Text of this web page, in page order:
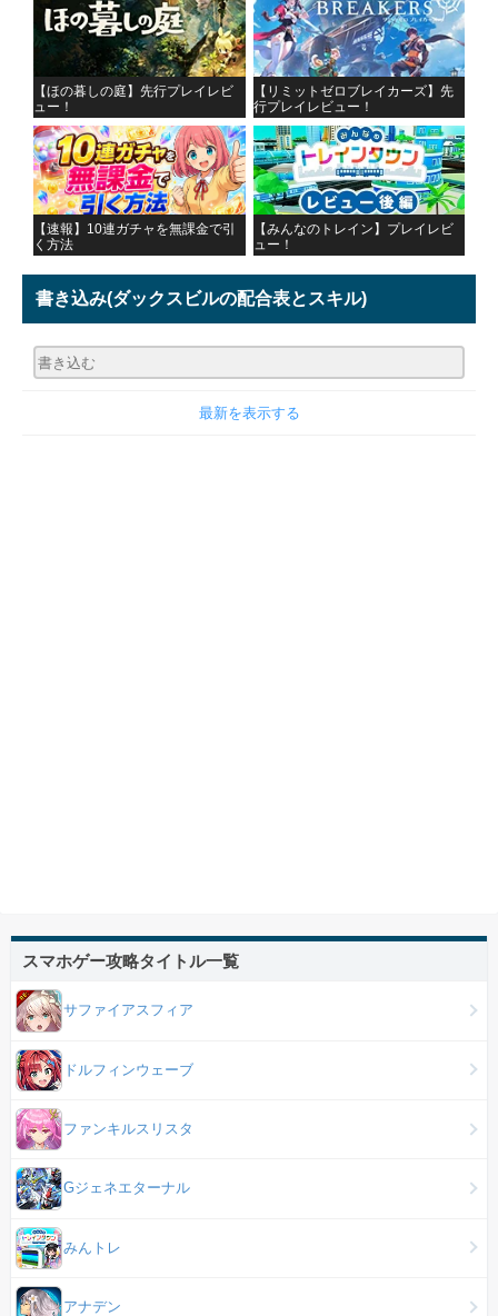
【ほの暮しの庭】先行プレイレビ
ュー！
【リミットゼロブレイカーズ】先
行プレイレビュー！
【速報】10連ガチャを無課金で引
く方法
【みんなのトレイン】プレイレビ
ュー！
書き込み(ダックスビルの配合表とスキル)
最新を表示する
スマホゲー攻略タイトル一覧
サファイアスフィア
ドルフィンウェーブ
ファンキルスリスタ
Gジェネエターナル
みんトレ
アナデン